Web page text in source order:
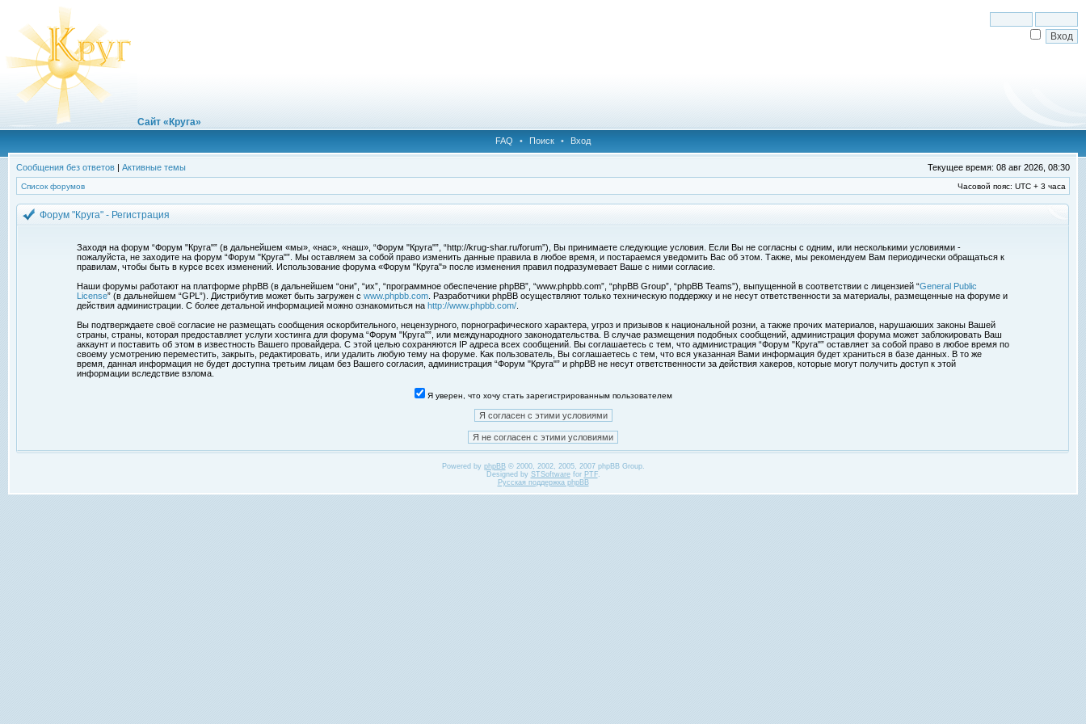
Сайт «Круга»
FAQ • Поиск • Вход
Сообщения без ответов | Активные темы Текущее время: 08 авг 2026, 08:30
Список форумов Часовой пояс: UTC + 3 часа
Форум "Круга" - Регистрация
Заходя на форум “Форум "Круга"” (в дальнейшем «мы», «нас», «наш», “Форум "Круга"”, “http://krug-shar.ru/forum”), Вы принимаете следующие условия. Если Вы не согласны с одним, или несколькими условиями -
пожалуйста, не заходите на форум “Форум "Круга"”. Мы оставляем за собой право изменить данные правила в любое время, и постараемся уведомить Вас об этом. Также, мы рекомендуем Вам периодически обращаться к
правилам, чтобы быть в курсе всех изменений. Использование форума «Форум "Круга"» после изменения правил подразумевает Ваше с ними согласие.
Наши форумы работают на платформе phpBB (в дальнейшем “они”, “их”, “программное обеспечение phpBB”, “www.phpbb.com”, “phpBB Group”, “phpBB Teams”), выпущенной в соответствии с лицензией “General Public
License” (в дальнейшем “GPL”). Дистрибутив может быть загружен с www.phpbb.com . Разработчики phpBB осуществляют только техническую поддержку и не несут ответственности за материалы, размещенные на форуме и
действия администрации. С более детальной информацией можно ознакомиться на http://www.phpbb.com/
Вы подтверждаете своё согласие не размещать сообщения оскорбительного, нецензурного, порнографического характера, угроз и призывов к национальной розни, а также прочих материалов, нарушаюших законы Вашей
страны, страны, которая предоставляет услуги хостинга для форума “Форум "Круга"”, или международного законодательства. В случае размещения подобных сообщений, администрация форума может заблокировать Ваш
аккаунт и поставить об этом в известность Вашего провайдера. С этой целью сохраняются IP адреса всех сообщений. Вы соглашаетесь с тем, что администрация “Форум "Круга"” оставляет за собой право в любое время по
своему усмотрению переместить, закрыть, редактировать, или удалить любую тему на форуме. Как пользователь, Вы соглашаетесь с тем, что вся указанная Вами информация будет храниться в базе данных. В то же
время, данная информация не будет доступна третьим лицам без Вашего согласия, администрация “Форум "Круга"” и phpBB не несут ответственности за действия хакеров, которые могут получить доступ к этой
информации вследствие взлома.
Я уверен, что хочу стать зарегистрированным пользователем
Powered by phpBB© 2000, 2002, 2005, 2007 phpBB Group.
Designed by STSoftwarefor PTF.
Русская поддержка phpBB